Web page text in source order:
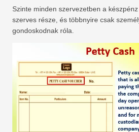
Szinte minden szervezetben a
szerves része, és többnyire csak
gondoskodnak róla.